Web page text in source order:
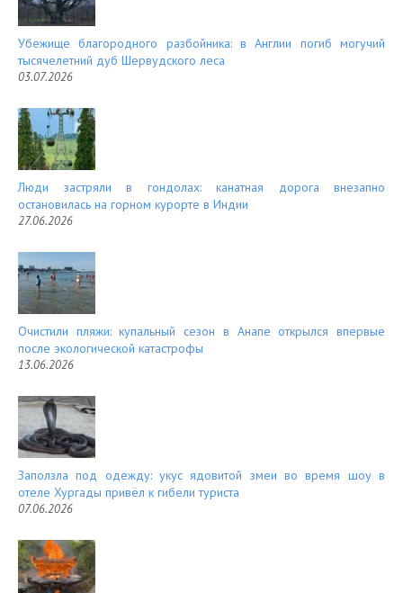
Убежище благородного разбойника: в Англии погиб могучий
тысячелетний дуб Шервудского леса
03.07.2026
Люди застряли в гондолах: канатная дорога внезапно
остановилась на горном курорте в Индии
27.06.2026
Очистили пляжи: купальный сезон в Анапе открылся впервые
после экологической катастрофы
13.06.2026
Заползла под одежду: укус ядовитой змеи во время шоу в
отеле Хургады привёл к гибели туриста
07.06.2026